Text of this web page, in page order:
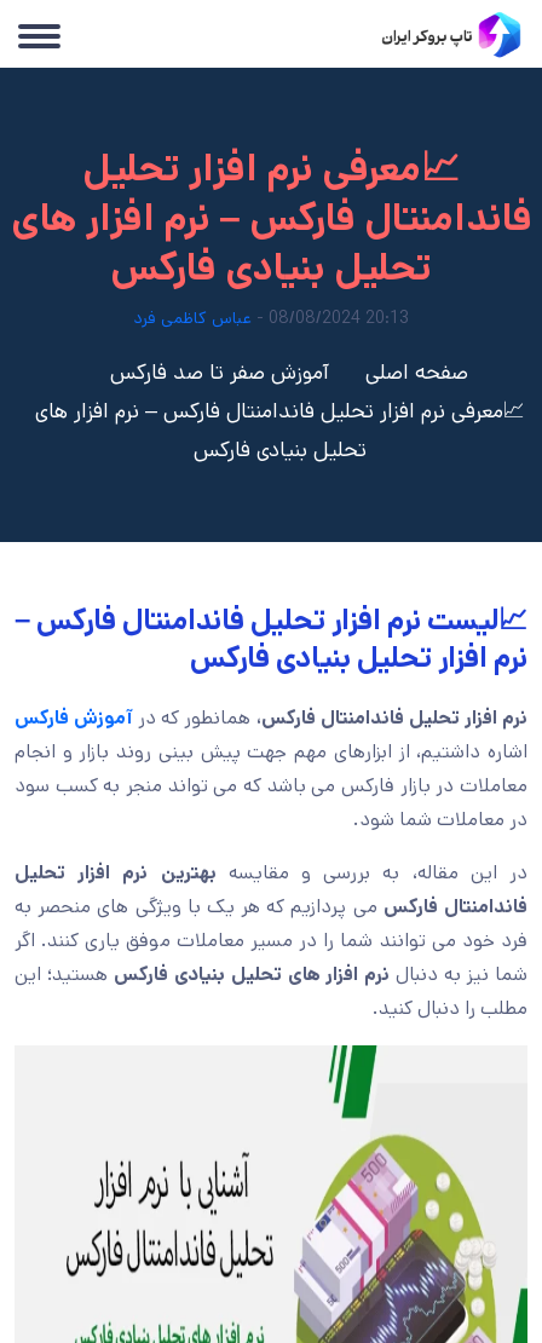
📈معرفی نرم افزار تحلیل
فاندامنتال فارکس – نرم افزار های
تحلیل بنیادی فارکس
20:13 08/08/2024 - عباس کاظمی فرد
صفحه اصلی
آموزش صفر تا صد فارکس
📈معرفی نرم افزار تحلیل فاندامنتال فارکس – نرم افزار های
تحلیل بنیادی فارکس
📈لیست نرم افزار تحلیل فاندامنتال فارکس –
نرم افزار تحلیل بنیادی فارکس
نرم افزار تحلیل فاندامنتال فارکس، همانطور که در آموزش فارکس
اشاره داشتیم، از ابزارهای مهم جهت پیش بینی روند بازار و انجام
معاملات در بازار فارکس می باشد که می تواند منجر به کسب سود
در معاملات شما شود.
در این مقاله، به بررسی و مقایسه بهترین نرم افزار تحلیل
فاندامنتال فارکس می پردازیم که هر یک با ویژگی های منحصر به
فرد خود می توانند شما را در مسیر معاملات موفق یاری کنند. اگر
شما نیز به دنبال نرم افزار های تحلیل بنیادی فارکس هستید؛ این
مطلب را دنبال کنید.